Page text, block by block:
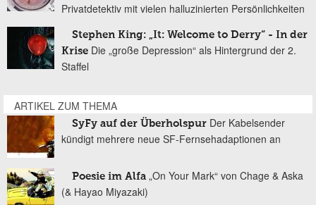
Privatdetektiv mit vielen halluzinierten Persönlichkeiten
Stephen King: „It: Welcome to Derry“ - In der
Krise Die „große Depression“ als Hintergrund der 2.
Staffel
ARTIKEL ZUM THEMA
SyFy auf der Überholspur Der Kabelsender
kündigt mehrere neue SF-Fernsehadaptionen an
Poesie im Alfa „On Your Mark“ von Chage & Aska
(& Hayao Miyazaki)